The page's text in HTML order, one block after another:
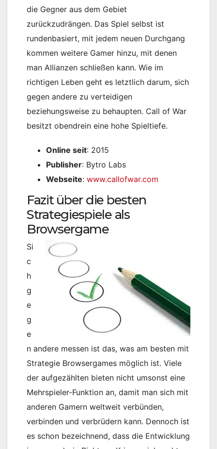
die Gegner aus dem Gebiet
zurückzudrängen. Das Spiel selbst ist
rundenbasiert, mit jedem neuen Durchgang
kommen weitere Gamer hinzu, mit denen
man Allianzen schließen kann. Wie im
richtigen Leben geht es letztlich darum, sich
gegen andere zu verteidigen
beziehungsweise zu behaupten. Call of War
besitzt obendrein eine hohe Spieltiefe.
Online seit: 2015
Publisher: Bytro Labs
Webseite: www.callofwar.com
Fazit über die besten
Strategiespiele als
Browsergame
Si
c
h
g
e
g
e
n andere messen ist das, was am besten mit
Strategie Browsergames möglich ist. Viele
der aufgezählten bieten nicht umsonst eine
Mehrspieler-Funktion an, damit man sich mit
anderen Gamern weltweit verbünden,
verbinden und verbrüdern kann. Dennoch ist
es schon bezeichnend, dass die Entwicklung